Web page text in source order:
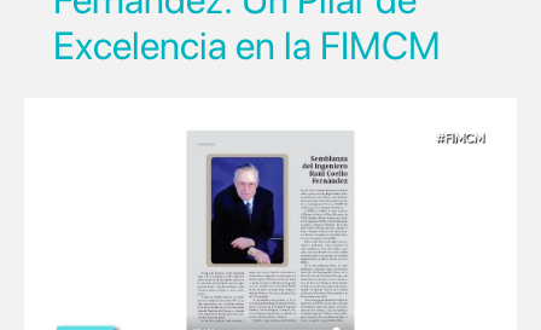
Excelencia en la FIMCM